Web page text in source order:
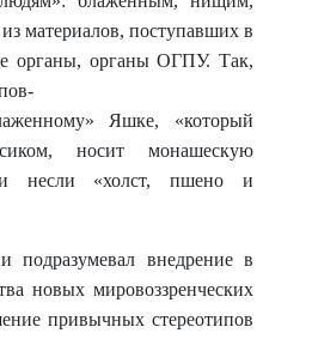
материалов, поступавших в
органы, органы ОГПУ. Так,
Яшке, «который
носит монашескую
несли «холст, пшено и
подразумевал внедрение в
новых мировоззренческих
привычных стереотипов